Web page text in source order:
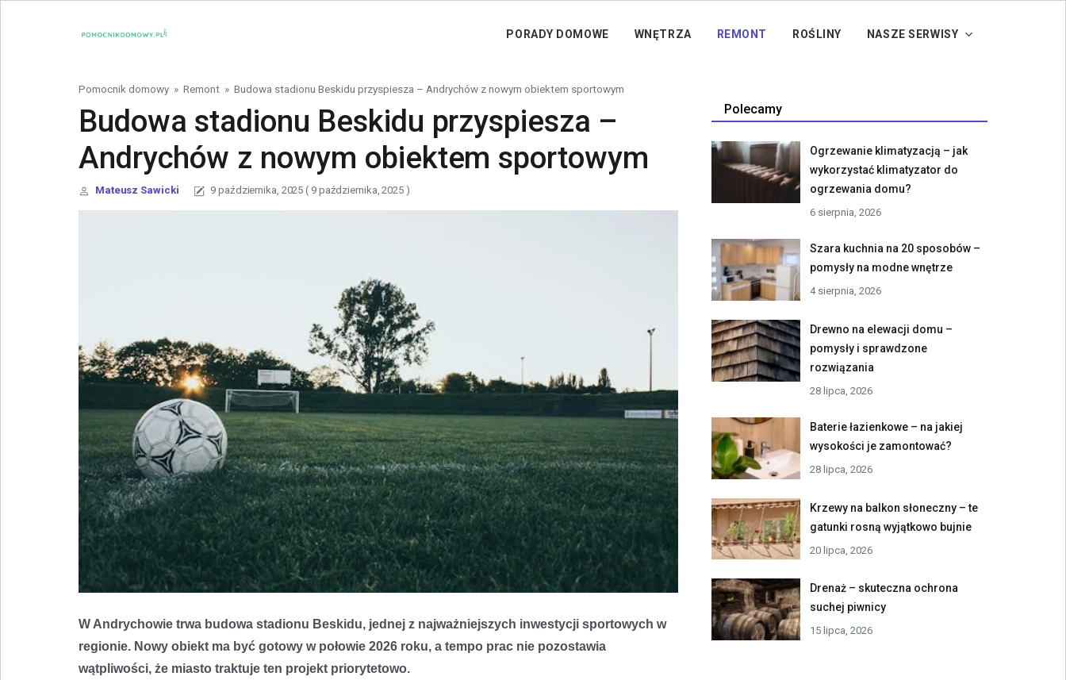
PORADY DOMOWE WNĘTRZA REMONT ROŚLINY NASZE SERWISY
Pomocnik domowy » Remont » Budowa stadionu Beskidu przyspiesza – Andrychów z nowym obiektem sportowym
Budowa stadionu Beskidu przyspiesza –
Andrychów z nowym obiektem sportowym
Mateusz Sawicki 9 października, 2025 ( 9 października, 2025 )
W Andrychowie trwa budowa stadionu Beskidu, jednej z najważniejszych inwestycji sportowych w
regionie. Nowy obiekt ma być gotowy w połowie 2026 roku, a tempo prac nie pozostawia
wątpliwości, że miasto traktuje ten projekt priorytetowo.
Polecamy
Ogrzewanie klimatyzacją – jak
wykorzystać klimatyzator do
ogrzewania domu?
6 sierpnia, 2026
Szara kuchnia na 20 sposobów –
pomysły na modne wnętrze
4 sierpnia, 2026
Drewno na elewacji domu –
pomysły i sprawdzone
rozwiązania
28 lipca, 2026
Baterie łazienkowe – na jakiej
wysokości je zamontować?
28 lipca, 2026
Krzewy na balkon słoneczny – te
gatunki rosną wyjątkowo bujnie
20 lipca, 2026
Drenaż – skuteczna ochrona
suchej piwnicy
15 lipca, 2026